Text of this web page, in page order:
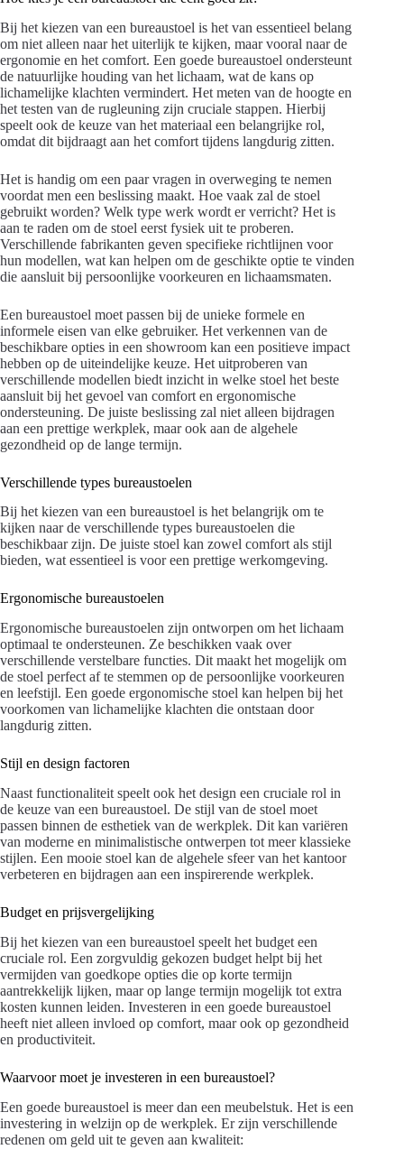
Bij het kiezen van een bureaustoel is het van essentieel belang
om niet alleen naar het uiterlijk te kijken, maar vooral naar de
ergonomie en het comfort. Een goede bureaustoel ondersteunt
de natuurlijke houding van het lichaam, wat de kans op
lichamelijke klachten vermindert. Het meten van de hoogte en
het testen van de rugleuning zijn cruciale stappen. Hierbij
speelt ook de keuze van het materiaal een belangrijke rol,
omdat dit bijdraagt aan het comfort tijdens langdurig zitten.
Het is handig om een paar vragen in overweging te nemen
voordat men een beslissing maakt. Hoe vaak zal de stoel
gebruikt worden? Welk type werk wordt er verricht? Het is
aan te raden om de stoel eerst fysiek uit te proberen.
Verschillende fabrikanten geven specifieke richtlijnen voor
hun modellen, wat kan helpen om de geschikte optie te vinden
die aansluit bij persoonlijke voorkeuren en lichaamsmaten.
Een bureaustoel moet passen bij de unieke formele en
informele eisen van elke gebruiker. Het verkennen van de
beschikbare opties in een showroom kan een positieve impact
hebben op de uiteindelijke keuze. Het uitproberen van
verschillende modellen biedt inzicht in welke stoel het beste
aansluit bij het gevoel van comfort en ergonomische
ondersteuning. De juiste beslissing zal niet alleen bijdragen
aan een prettige werkplek, maar ook aan de algehele
gezondheid op de lange termijn.
Verschillende types bureaustoelen
Bij het kiezen van een bureaustoel is het belangrijk om te
kijken naar de verschillende types bureaustoelen die
beschikbaar zijn. De juiste stoel kan zowel comfort als stijl
bieden, wat essentieel is voor een prettige werkomgeving.
Ergonomische bureaustoelen
Ergonomische bureaustoelen zijn ontworpen om het lichaam
optimaal te ondersteunen. Ze beschikken vaak over
verschillende verstelbare functies. Dit maakt het mogelijk om
de stoel perfect af te stemmen op de persoonlijke voorkeuren
en leefstijl. Een goede ergonomische stoel kan helpen bij het
voorkomen van lichamelijke klachten die ontstaan door
langdurig zitten.
Stijl en design factoren
Naast functionaliteit speelt ook het design een cruciale rol in
de keuze van een bureaustoel. De stijl van de stoel moet
passen binnen de esthetiek van de werkplek. Dit kan variëren
van moderne en minimalistische ontwerpen tot meer klassieke
stijlen. Een mooie stoel kan de algehele sfeer van het kantoor
verbeteren en bijdragen aan een inspirerende werkplek.
Budget en prijsvergelijking
Bij het kiezen van een bureaustoel speelt het budget een
cruciale rol. Een zorgvuldig gekozen budget helpt bij het
vermijden van goedkope opties die op korte termijn
aantrekkelijk lijken, maar op lange termijn mogelijk tot extra
kosten kunnen leiden. Investeren in een goede bureaustoel
heeft niet alleen invloed op comfort, maar ook op gezondheid
en productiviteit.
Waarvoor moet je investeren in een bureaustoel?
Een goede bureaustoel is meer dan een meubelstuk. Het is een
investering in welzijn op de werkplek. Er zijn verschillende
redenen om geld uit te geven aan kwaliteit: